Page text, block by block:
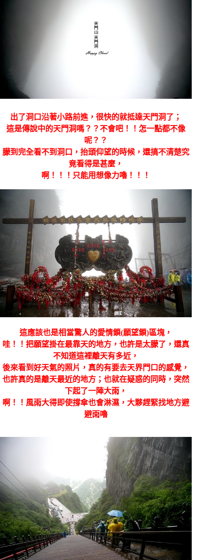
出了洞口沿著小路前進，很快的就抵達天門洞了；
這是傳說中的天門洞嗎？？不會吧！！怎一點都不像
呢？？
朦到完全看不到洞口，抬頭仰望的時候，還搞不清楚究
竟看得是甚麼，
啊！！！只能用想像力嚕！！！
這應該也是相當驚人的愛情鎖(願望鎖)區塊，
哇！！把願望掛在最靠天的地方，也許是太朦了，還真
不知道這裡離天有多近，
後來看到好天氣的照片，真的有要去天界門口的感覺，
也許真的是離天最近的地方；也就在疑惑的同時，突然
下起了一陣大雨，
啊！！風雨大得即使撐傘也會淋濕，大夥趕緊找地方避
避雨嚕